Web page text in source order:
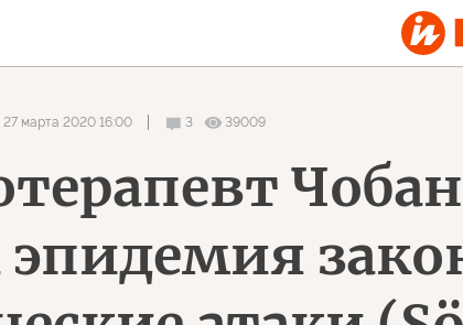
27 марта 2020 16:00 3 39009
эпидемия